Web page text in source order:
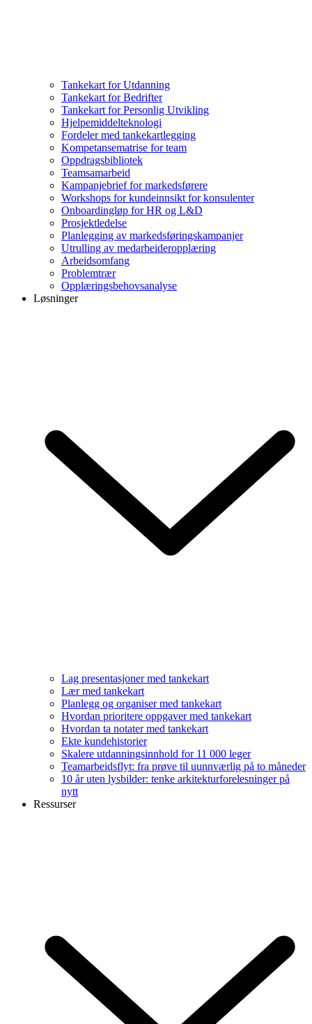
Tankekart for Utdanning
Tankekart for Bedrifter
Tankekart for Personlig Utvikling
Hjelpemiddelteknologi
Fordeler med tankekartlegging
Kompetansematrise for team
Oppdragsbibliotek
Teamsamarbeid
Kampanjebrief for markedsførere
Workshops for kundeinnsikt for konsulenter
Onboardingløp for HR og L&D
Prosjektledelse
Planlegging av markedsføringskampanjer
Utrulling av medarbeideropplæring
Arbeidsomfang
Problemtrær
Opplæringsbehovsanalyse
Løsninger
Lag presentasjoner med tankekart
Lær med tankekart
Planlegg og organiser med tankekart
Hvordan prioritere oppgaver med tankekart
Hvordan ta notater med tankekart
Ekte kundehistorier
Skalere utdanningsinnhold for 11 000 leger
Teamarbeidsflyt: fra prøve til uunnværlig på to måneder
10 år uten lysbilder: tenke arkitekturforelesninger på
nytt
Ressurser